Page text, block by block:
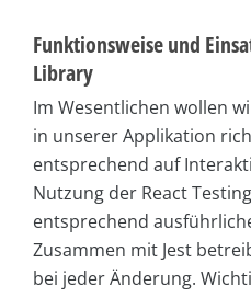
Funktionsweise und
Library
Im Wesentlichen wollen
in unserer Applikation
entsprechend auf
Nutzung der React
entsprechend
Zusammen mit Jest
bei jeder Änderung.